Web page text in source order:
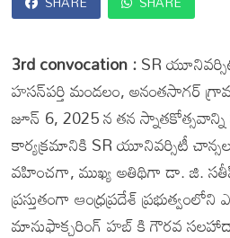
3rd convocation :SR
హసన్‌పర్తి మండలం, అనంతసాగర్
జూన్ 6, 2025 న తన
కార్యక్రమానికి SR యూనివర్సిటీ
వహించగా, ముఖ్య అతిథిగా డా. జి.
ప్రస్తుతంగా ఆంధ్రప్రదేశ్
మానుఫాక్చరింగ్ హబ్ కి గౌరవ